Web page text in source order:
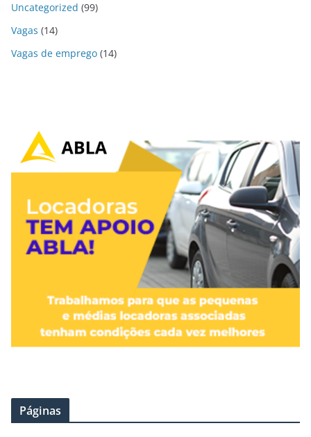
Uncategorized (99)
Vagas (14)
Vagas de emprego (14)
Páginas